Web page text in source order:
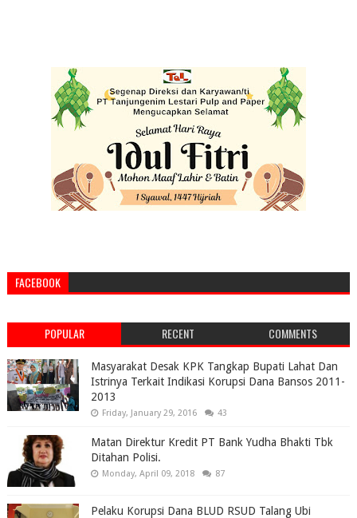
FACEBOOK
POPULAR RECENT COMMENTS
Masyarakat Desak KPK Tangkap Bupati Lahat Dan
Istrinya Terkait Indikasi Korupsi Dana Bansos 2011-
2013
Friday, January 29, 2016 43
Matan Direktur Kredit PT Bank Yudha Bhakti Tbk
Ditahan Polisi.
Monday, April 09, 2018 87
Pelaku Korupsi Dana BLUD RSUD Talang Ubi